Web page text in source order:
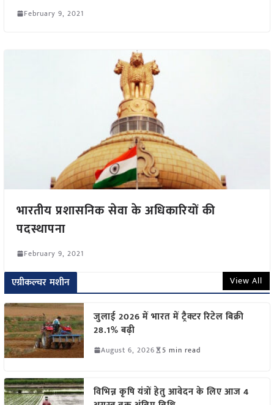
February 9, 2021
भारतीय प्रशासनिक सेवा के अधिकारियों की
पदस्थापना
February 9, 2021
एग्रीकल्चर मशीन View All
जुलाई 2026 में भारत में ट्रैक्टर रिटेल बिक्री
28.1% बढ़ी
August 6, 2026 5 min read
विभिन्न कृषि यंत्रों हेतु आवेदन के लिए आज 4